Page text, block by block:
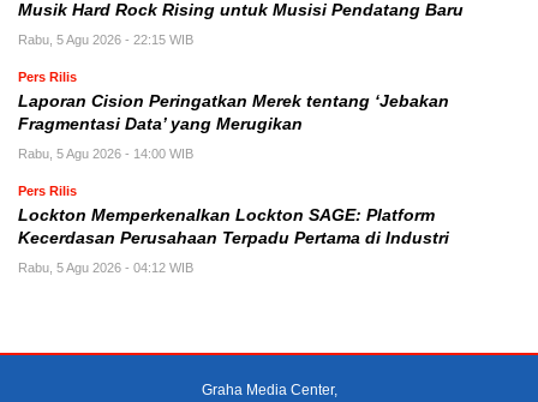
Musik Hard Rock Rising untuk Musisi Pendatang Baru
Rabu, 5 Agu 2026 - 22:15 WIB
Pers Rilis
Laporan Cision Peringatkan Merek tentang ‘Jebakan
Fragmentasi Data’ yang Merugikan
Rabu, 5 Agu 2026 - 14:00 WIB
Pers Rilis
Lockton Memperkenalkan Lockton SAGE: Platform
Kecerdasan Perusahaan Terpadu Pertama di Industri
Rabu, 5 Agu 2026 - 04:12 WIB
Graha Media Center,